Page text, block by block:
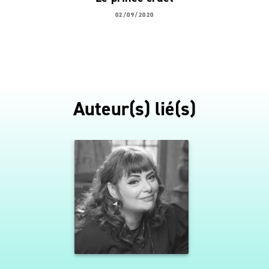
02/09/2020
Auteur(s) lié(s)